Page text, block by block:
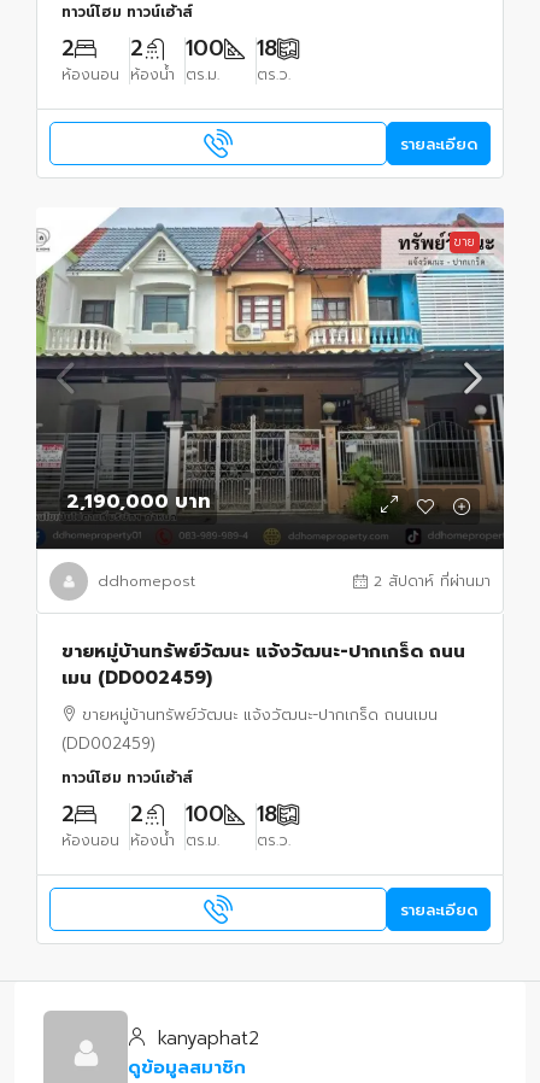
ทาวน์โฮม ทาวน์เฮ้าส์
2
ห้องนอน
2
ห้องน้ำ
100
ตร.ม.
18
ตร.ว.
รายละเอียด
ขาย
2,190,000 บาท
ddhomepost 2 สัปดาห์ ที่ผ่านมา
ขายหมู่บ้านทรัพย์วัฒนะ แจ้งวัฒนะ-ปากเกร็ด ถนน
เมน (DD002459)
ขายหมู่บ้านทรัพย์วัฒนะ แจ้งวัฒนะ-ปากเกร็ด ถนนเมน
(DD002459)
ทาวน์โฮม ทาวน์เฮ้าส์
2
ห้องนอน
2
ห้องน้ำ
100
ตร.ม.
18
ตร.ว.
รายละเอียด
kanyaphat2
ดูข้อมูลสมาชิก